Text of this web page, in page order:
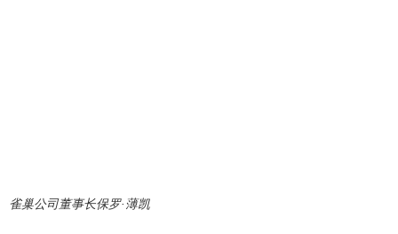
雀巢公司董事长保罗·薄凯